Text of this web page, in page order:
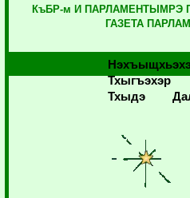
КъБР-м И ПАРЛАМЕНТЫМРЭ
ГАЗЕТА
Тхыгъэхэр
Тхыдэ